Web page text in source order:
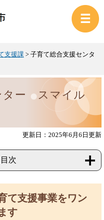
支援課 > 子育て総合支援センタ
ター スマイル
更新日：2025年6月6日更新
次
て支援事業をワン
す